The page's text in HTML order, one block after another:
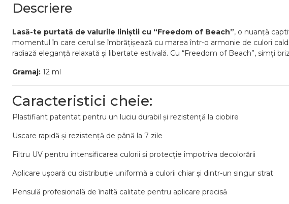
Descriere
Lasă-te purtată de valurile liniștii cu “Freedom of Beach”, o nuanță
momentul în care cerul se îmbrățișează cu marea într-o armonie de culori
radiază eleganță relaxată și libertate estivală. Cu “Freedom of Beach”, simți
Gramaj: 12 ml
Caracteristici cheie:
Plastifiant patentat pentru un luciu durabil și rezistență la ciobire
Uscare rapidă și rezistență de până la 7 zile
Filtru UV pentru intensificarea culorii și protecție împotriva decolorării
Aplicare ușoară cu distribuție uniformă a culorii chiar și dintr-un singur strat
Pensulă profesională de înaltă calitate pentru aplicare precisă